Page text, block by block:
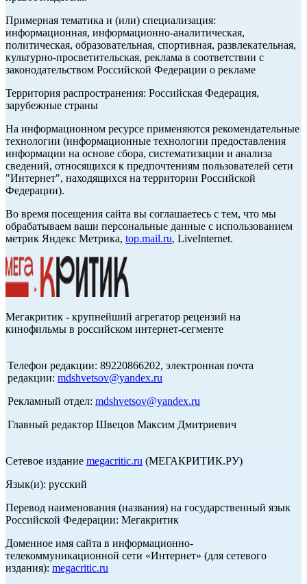
Примерная тематика и (или) специализация:
информационная, информационно-аналитическая,
политическая, образовательная, спортивная, развлекательная,
культурно-просветительская, реклама в соответствии с
законодательством Российской Федерации о рекламе
Территория распространения: Российская Федерация,
зарубежные страны
На информационном ресурсе применяются рекомендательные
технологии (информационные технологии предоставления
информации на основе сбора, систематизации и анализа
сведений, относящихся к предпочтениям пользователей сети
"Интернет", находящихся на территории Российской
Федерации).
Во время посещения сайта вы соглашаетесь с тем, что мы
обрабатываем ваши персональные данные с использованием
метрик Яндекс Метрика, top.mail.ru, LiveInternet.
Мегакритик - крупнейший агрегатор рецензий на
кинофильмы в российском интернет-сегменте
Телефон редакции: 89220866202, электронная почта
редакции: mdshvetsov@yandex.ru
Рекламный отдел: mdshvetsov@yandex.ru
Главный редактор Швецов Максим Дмитриевич
Сетевое издание megacritic.ru (МЕГАКРИТИК.РУ)
Язык(и): русский
Перевод наименования (названия) на государственный язык
Российской Федерации: Мегакритик
Доменное имя сайта в информационно-
телекоммуникационной сети «Интернет» (для сетевого
издания): megacritic.ru